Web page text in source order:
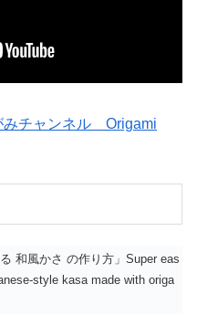
みチャンネル Origami
和風かさ の作り方」Super eas
style kasa made with origa